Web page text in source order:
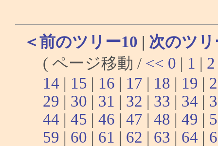
＜前のツリー10 | 次のツリ
( ページ移動 / << 0 | 1 | 2
14 | 15 | 16 | 17 | 18 | 19 |
29 | 30 | 31 | 32 | 33 | 34 |
44 | 45 | 46 | 47 | 48 | 49 |
59 | 60 | 61 | 62 | 63 | 64 |